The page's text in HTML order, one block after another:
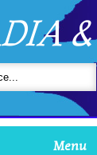
Menu